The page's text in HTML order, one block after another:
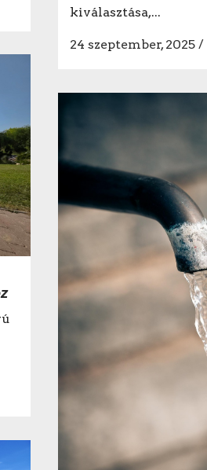
kiválasztása,...
24 szeptember, 2025 /